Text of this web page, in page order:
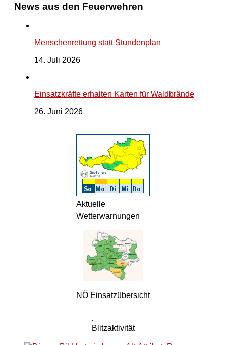
News aus den Feuerwehren
Menschenrettung statt Stundenplan
14. Juli 2026
Einsatzkräfte erhalten Karten für Waldbrände
26. Juni 2026
Aktuelle
Wetterwarnungen
NÖ Einsatzübersicht
Blitzaktivität